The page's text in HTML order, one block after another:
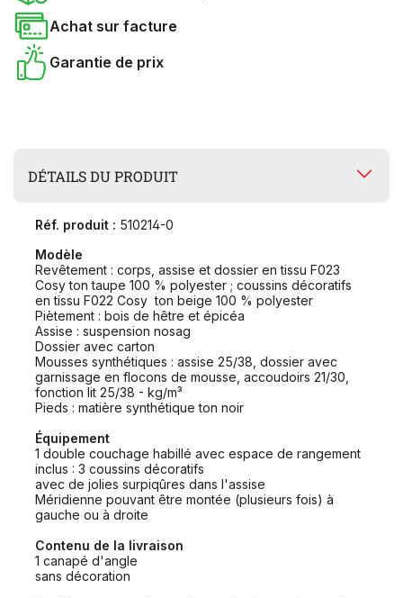
Achat sur facture
Garantie de prix
DÉTAILS DU PRODUIT
Réf. produit : 510214-0
Modèle
Revêtement : corps, assise et dossier en tissu F023
Cosy ton taupe 100 % polyester ; coussins décoratifs
en tissu F022 Cosy ton beige 100 % polyester
Piètement : bois de hêtre et épicéa
Assise : suspension nosag
Dossier avec carton
Mousses synthétiques : assise 25/38, dossier avec
garnissage en flocons de mousse, accoudoirs 21/30,
fonction lit 25/38 - kg/m³
Pieds : matière synthétique ton noir
Équipement
1 double couchage habillé avec espace de rangement
inclus : 3 coussins décoratifs
avec de jolies surpiqûres dans l'assise
Méridienne pouvant être montée (plusieurs fois) à
gauche ou à droite
Contenu de la livraison
1 canapé d'angle
sans décoration